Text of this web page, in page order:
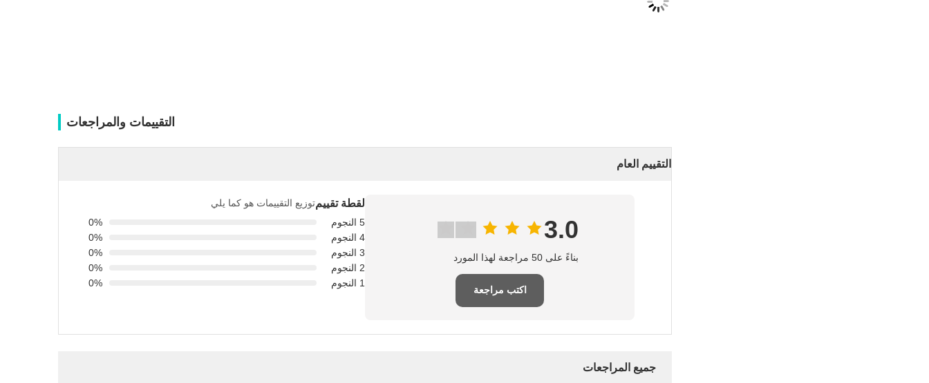
التقييمات والمراجعات
التقييم العام
3.0
بناءً على 50 مراجعة لهذا المورد
اكتب مراجعة
لقطة تقييمتوزيع التقييمات هو كما يلي
5 النجوم
0%
4 النجوم
0%
3 النجوم
0%
2 النجوم
0%
1 النجوم
0%
جميع المراجعات